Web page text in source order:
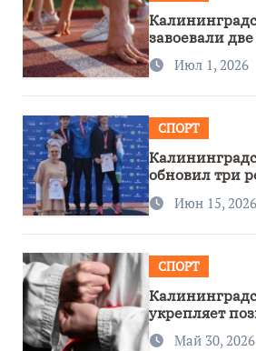
завоевали
первенстве
Июл 1, 2026
СПОРТ
обновил три
Июн 15, 2026
СПОРТ
укрепляет
спортивного
Май 30, 2026